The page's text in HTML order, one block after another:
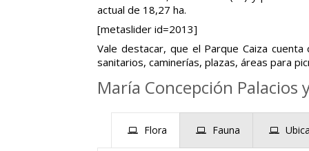
actual de 18,27 ha.
[metaslider id=2013]
Vale destacar, que el Parque Caiza
sanitarios, caminerías, plazas, áreas para
María Concepción Palacios
Flora Fauna